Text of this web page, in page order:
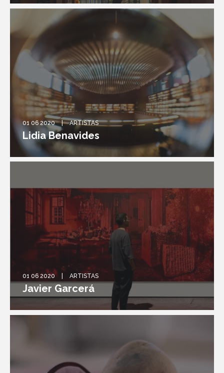
01 06 2020 ARTISTAS
Lidia Benavides
01 06 2020 ARTISTAS
Javier Garcerá